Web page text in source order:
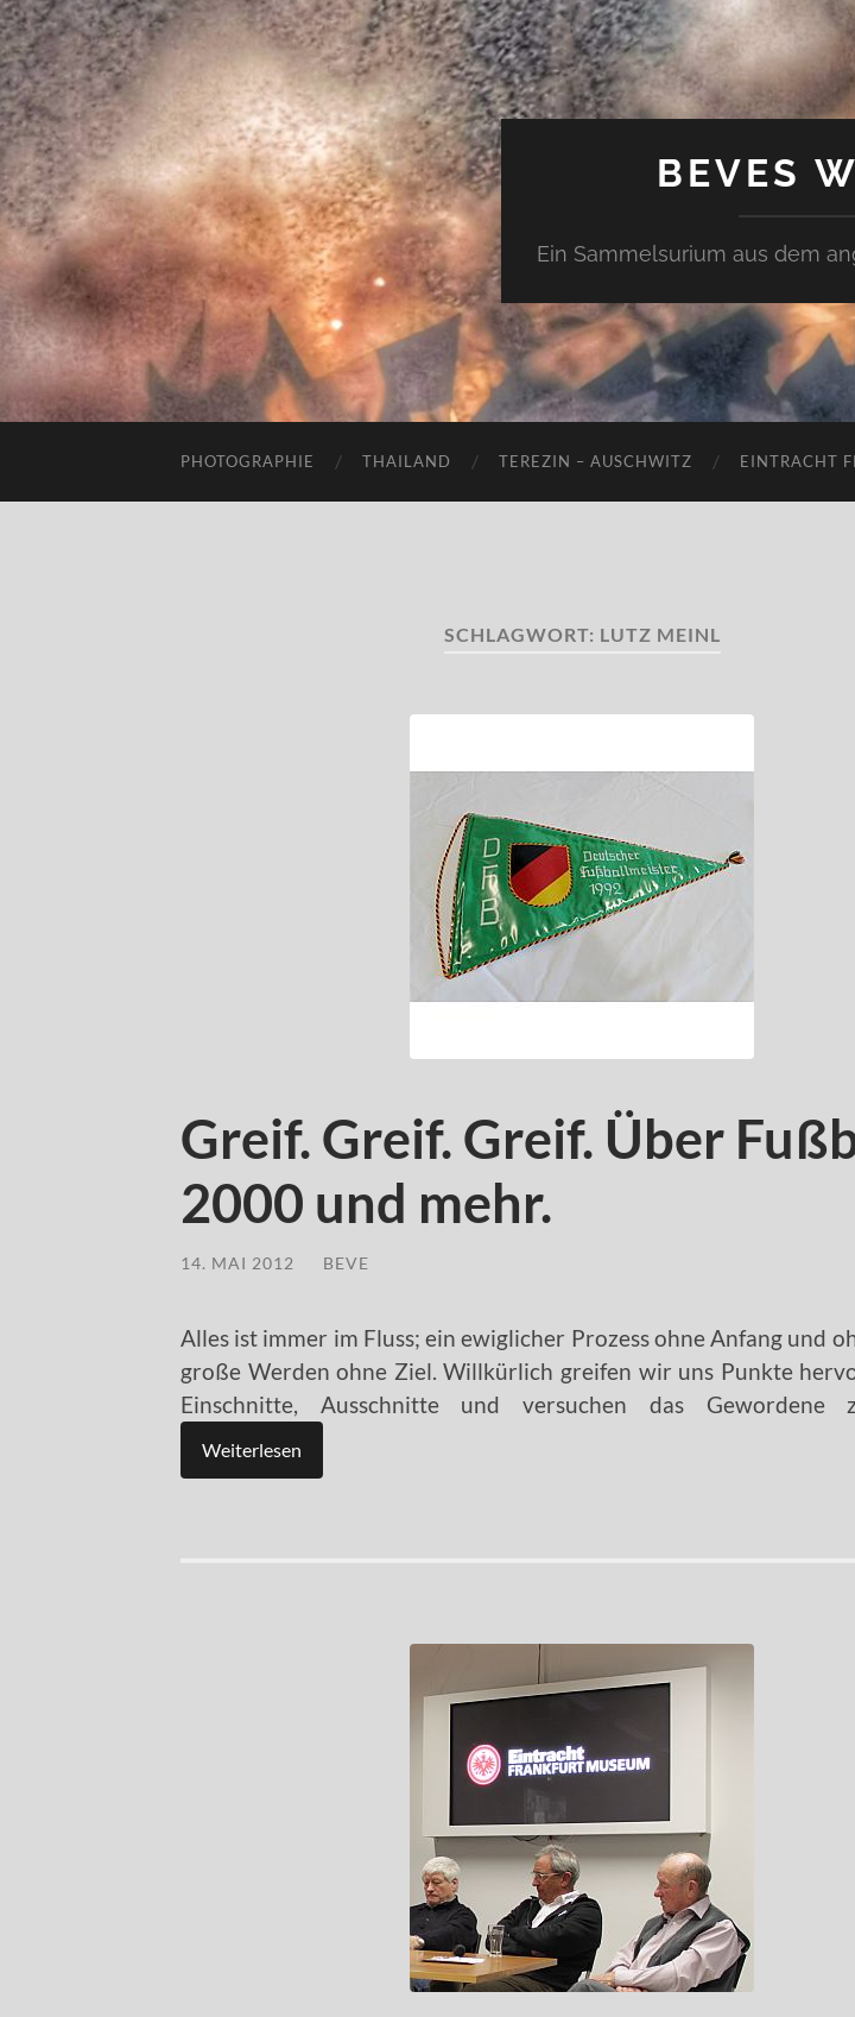
BEVES
Ein Sammelsurium aus dem
PHOTOGRAPHIE THAILAND TEREZIN – AUSCHWITZ EINTRACHT
SCHLAGWORT: LUTZ MEINL
Greif. Greif. Greif. Über
2000 und mehr.
14. MAI 2012 BEVE
Alles ist immer im Fluss; ein ewiglicher Prozess ohne Anfang und
große Werden ohne Ziel. Willkürlich greifen wir uns Punkte
Einschnitte, Ausschnitte und versuchen das Gewordene
Weiterlesen